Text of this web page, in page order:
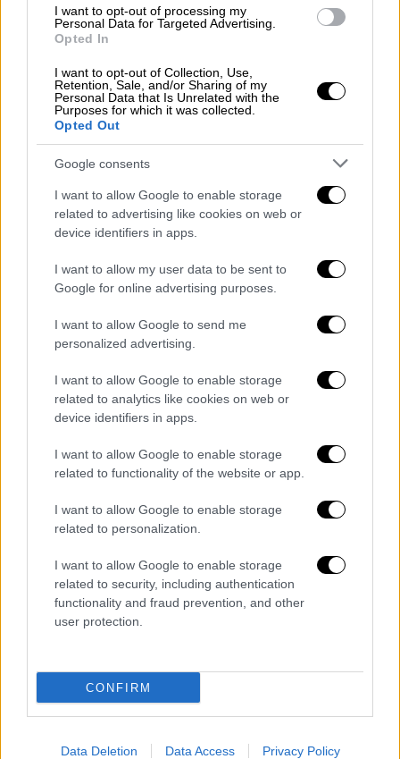
I want to opt-out of processing my
Personal Data for Targeted Advertising.
Opted In
I want to opt-out of Collection, Use,
Retention, Sale, and/or Sharing of my
Personal Data that Is Unrelated with the
Purposes for which it was collected.
Opted Out
Google consents
I want to allow Google to enable storage
related to advertising like cookies on web or
device identifiers in apps.
I want to allow my user data to be sent to
Google for online advertising purposes.
I want to allow Google to send me
personalized advertising.
I want to allow Google to enable storage
related to analytics like cookies on web or
device identifiers in apps.
I want to allow Google to enable storage
related to functionality of the website or app.
I want to allow Google to enable storage
related to personalization.
I want to allow Google to enable storage
related to security, including authentication
functionality and fraud prevention, and other
user protection.
CONFIRM
Data Deletion Data Access Privacy Policy
νοσηλευτικής παίδων και της χειρουργικής
νοσηλευτικής.
θέσεις ειδικευομένων νοσηλευτών
καταλαμβάνονται από νοσηλευτές ΠΕ σε
ποσοστό τριάντα τοις εκατό (30%)
νοσηλευτές ΤΕ σε ποσοστό εβδομήντα τοις
εκατό (70%). Τα ποσοστά αυτά μπορεί να
μεταβάλλονται μόνο στην περίπτωση
ύπαρξης κενών θέσεων σε κάποια
κατηγορία.
Νοσηλευτές εργαζόμενοι στονδημόσιο
τομέαδύνανται να καταλαμβάνουν με
απόσπαση θέση υπεράριθμου ειδικευόμενου
σε ποσοστόμέχρι είκοσι τοις εκατό (20%)
κάθε εκπαιδευτικής μονάδας.
Αξιωματικοί νοσηλευτές που προέρχονται
από τη
Σχολή Αξιωματικών Νοσηλευτικής
(Σ.Α.Ν.)δύνανται να καταλαμβάνουν με
θέση υπεράριθμου ειδικευόμενου σε
ποσοστό μέχριδέκα τοις εκατό (10%)
θέσεων ειδικευομένων νοσηλευτών κάθε
εκπαιδευτικής μονάδας.
Οι θέσεις